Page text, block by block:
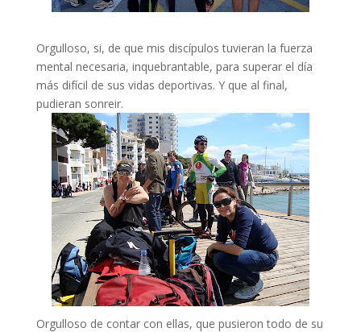
Orgulloso, si, de que mis discípulos tuvieran la fuerza
mental necesaria, inquebrantable, para superar el día
más difícil de sus vidas deportivas. Y que al final,
pudieran sonreir.
Orgulloso de contar con ellas, que pusieron todo de su